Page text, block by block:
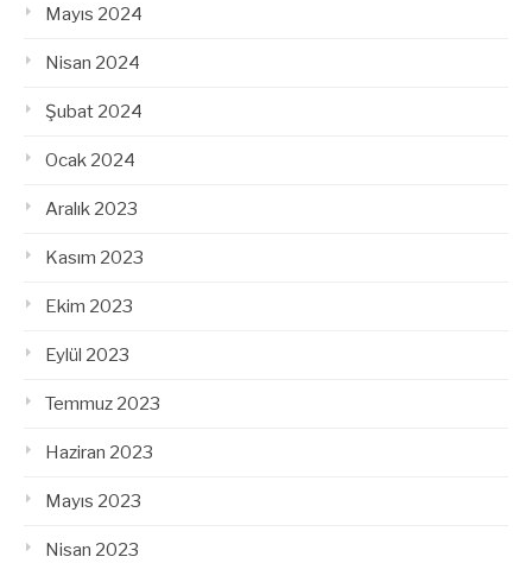
Mayıs 2024
Nisan 2024
Şubat 2024
Ocak 2024
Aralık 2023
Kasım 2023
Ekim 2023
Eylül 2023
Temmuz 2023
Haziran 2023
Mayıs 2023
Nisan 2023